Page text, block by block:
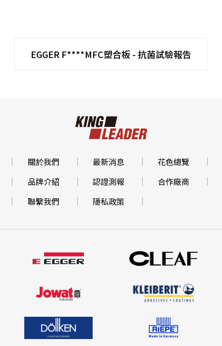
EGGER F****MFC塑合板 - 抗菌試驗報告
關於我們 最新消息
花色總覽
品牌介紹
認證測報
合作廠商
聯繫我們
隱私政策